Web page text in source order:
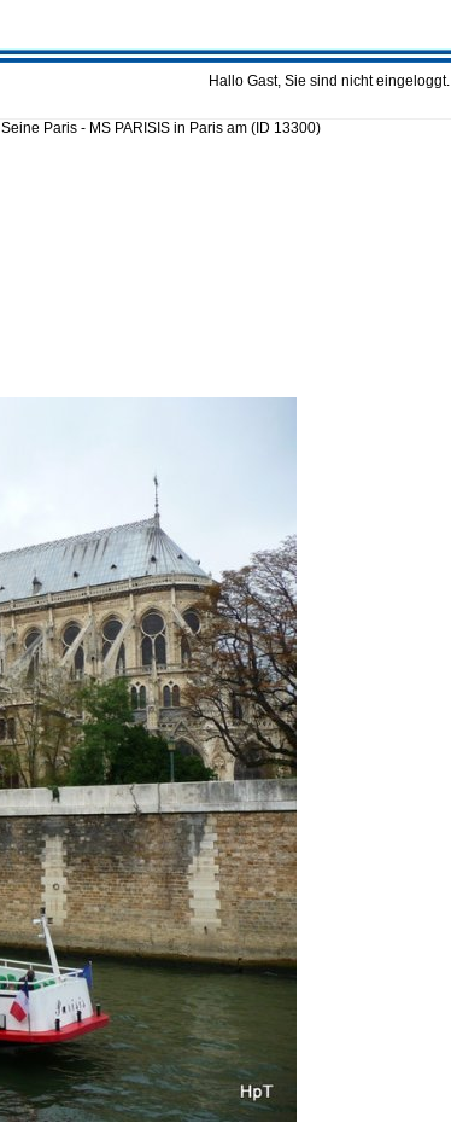
Hallo Gast, Sie sind nicht eingeloggt.
Seine Paris - MS PARISIS in Paris am (ID 13300)